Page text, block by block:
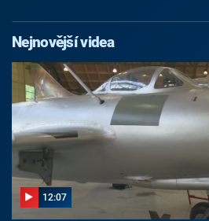
Nejnovější videa
12:07